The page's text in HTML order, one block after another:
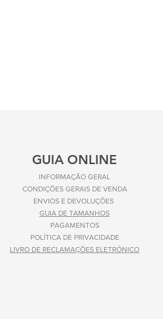
GUIA ONLINE
INFORMAÇÃO GERAL
CONDIÇÕES GERAIS DE VENDA
ENVIOS E DEVOLUÇÕES
GUIA DE TAMANHOS
PAGAMENTOS
POLÍTICA DE PRIVACIDADE
LIVRO DE RECLAMAÇÕES ELETRÓNICO